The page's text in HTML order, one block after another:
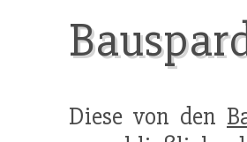
Diese von den